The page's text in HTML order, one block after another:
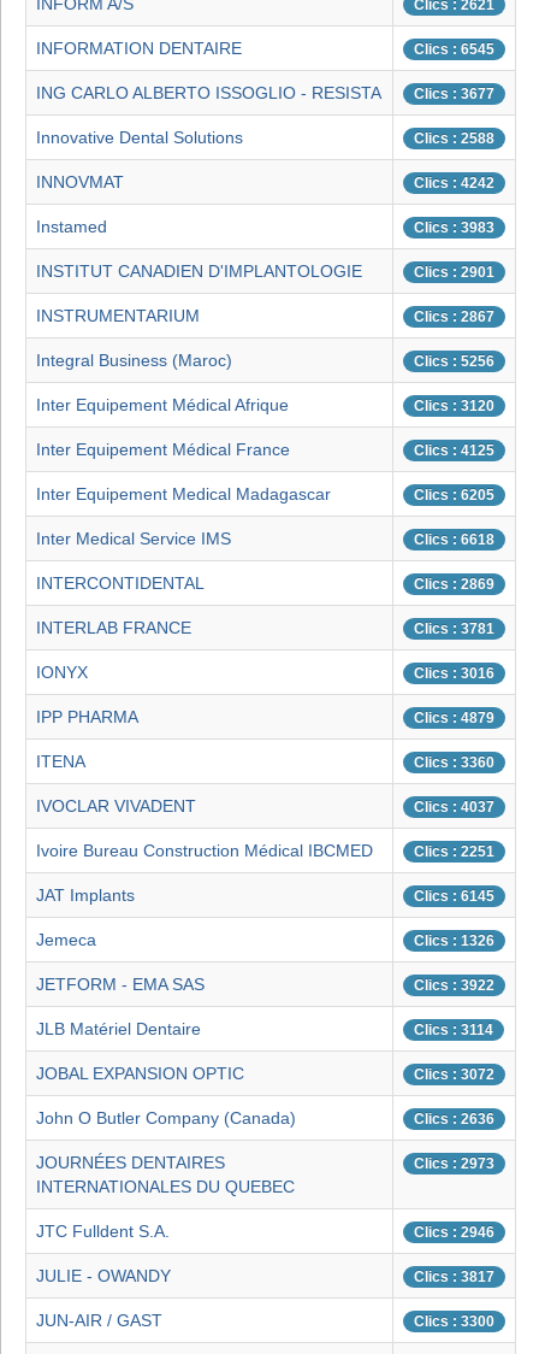
INFORM A/S Clics : 2621
INFORMATION DENTAIRE Clics : 6545
ING CARLO ALBERTO ISSOGLIO - RESISTA Clics : 3677
Innovative Dental Solutions Clics : 2588
INNOVMAT Clics : 4242
Instamed Clics : 3983
INSTITUT CANADIEN D'IMPLANTOLOGIE Clics : 2901
INSTRUMENTARIUM Clics : 2867
Integral Business (Maroc) Clics : 5256
Inter Equipement Médical Afrique Clics : 3120
Inter Equipement Médical France Clics : 4125
Inter Equipement Medical Madagascar Clics : 6205
Inter Medical Service IMS Clics : 6618
INTERCONTIDENTAL Clics : 2869
INTERLAB FRANCE Clics : 3781
IONYX Clics : 3016
IPP PHARMA Clics : 4879
ITENA Clics : 3360
IVOCLAR VIVADENT Clics : 4037
Ivoire Bureau Construction Médical IBCMED Clics : 2251
JAT Implants Clics : 6145
Jemeca Clics : 1326
JETFORM - EMA SAS Clics : 3922
JLB Matériel Dentaire Clics : 3114
JOBAL EXPANSION OPTIC Clics : 3072
John O Butler Company (Canada) Clics : 2636
JOURNÉES DENTAIRES
INTERNATIONALES DU QUEBEC
Clics : 2973
JTC Fulldent S.A. Clics : 2946
JULIE - OWANDY Clics : 3817
JUN-AIR / GAST Clics : 3300